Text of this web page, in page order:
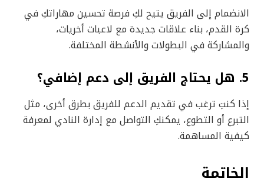
الانضمام إلى الفريق يتيح لكِ فرصة تحسين مهاراتكِ في
كرة القدم، بناء علاقات جديدة مع لاعبات أخريات،
والمشاركة في البطولات والأنشطة المختلفة.
5. هل يحتاج الفريق إلى دعم إضافي؟
إذا كنتِ ترغب في تقديم الدعم للفريق بطرق أخرى، مثل
التبرع أو التطوع، يمكنكِ التواصل مع إدارة النادي لمعرفة
كيفية المساهمة.
الخاتمة